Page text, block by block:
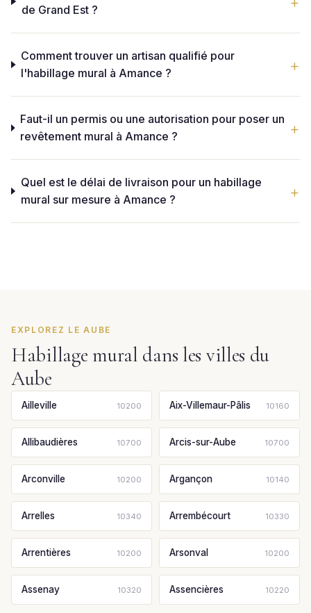
de Grand Est ?
Comment trouver un artisan qualifié pour
l'habillage mural à Amance ?
Faut-il un permis ou une autorisation pour poser un
revêtement mural à Amance ?
Quel est le délai de livraison pour un habillage
mural sur mesure à Amance ?
EXPLOREZ LE AUBE
Habillage mural dans les villes du
Aube
Ailleville 10200 Aix-Villemaur-Pâlis 10160
Allibaudières 10700 Arcis-sur-Aube 10700
Arconville 10200 Argançon 10140
Arrelles 10340 Arrembécourt 10330
Arrentières 10200 Arsonval 10200
Assenay 10320 Assencières 10220